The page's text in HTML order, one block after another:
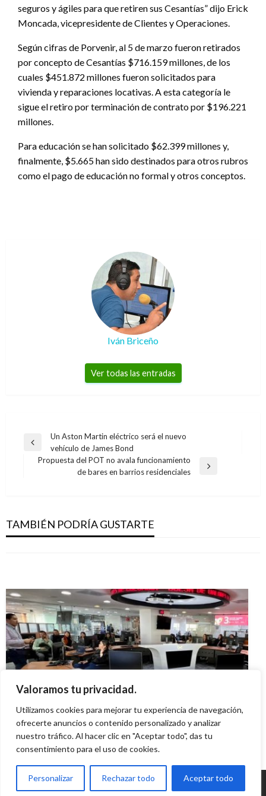
Valoramos tu privacidad.
Utilizamos cookies para mejorar tu experiencia de navegación,
ofrecerte anuncios o contenido personalizado y analizar
nuestro tráfico. Al hacer clic en "Aceptar todo", das tu
consentimiento para el uso de cookies.
Personalizar Rechazar todo Aceptar todo
seguros y ágiles para que retiren sus Cesantías” dijo Erick
Moncada, vicepresidente de Clientes y Operaciones.
Según cifras de Porvenir, al 5 de marzo fueron retirados
por concepto de Cesantías $716.159 millones, de los
cuales $451.872 millones fueron solicitados para
vivienda y reparaciones locativas. A esta categoría le
sigue el retiro por terminación de contrato por $196.221
millones.
Para educación se han solicitado $62.399 millones y,
finalmente, $5.665 han sido destinados para otros rubros
como el pago de educación no formal y otros conceptos.
Iván Briceño
Ver todas las entradas
Navegación
Entrada
anterior
Un Aston Martin eléctrico será el nuevo
vehículo de James Bond
Propuesta del POT no avala funcionamiento
de bares en barrios residenciales
TAMBIÉN PODRÍA GUSTARTE
Duque
Ariel Cabrera viernes julio 19, 2019
el Black Friday
ECONOMÍA
ECONOMÍA
Ariel Cabrera viernes mayo 24, 2024